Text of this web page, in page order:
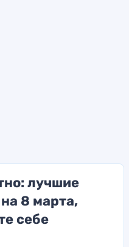
лучшие
8 марта,
себе